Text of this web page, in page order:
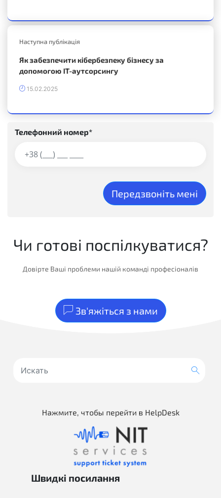
Наступна публікація
Як забезпечити кібербезпеку бізнесу за
допомогою ІТ-аутсорсингу
15.02.2025
Телефонний номер*
Передзвоніть мені
Чи готові поспілкуватися?
Довірте Ваші проблеми нашій команді професіоналів
Зв'яжіться з нами
Нажмите, чтобы перейти в HelpDesk
Швидкі посилання